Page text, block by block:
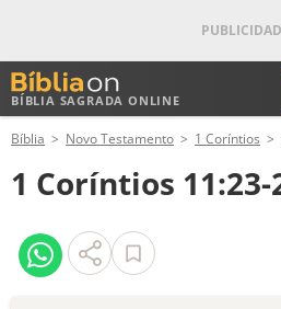
BÍBLIA SAGRADA ONLINE
ANTIGO TESTAMENTO
NOVO TESTAMENTO
VERSÍCULOS
Bíblia Novo Testamento 1 Coríntios
1 Coríntios 11:23-